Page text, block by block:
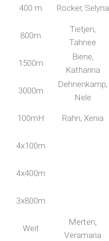
400 m Röcker, Selyna
800m
Tietjen,
Tahnee
1500m
Biene,
Katharina
3000m
Dehnenkamp,
Nele
100mH Rahn, Xenia
4x100m
4x400m
3x800m
Weit
Merten,
Veramaria